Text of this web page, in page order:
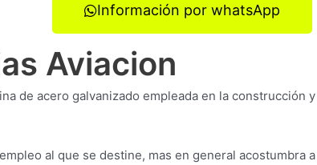
Información por whatsApp
Aviacion
de acero galvanizado empleada en la construcción
al que se destine, mas en general acostumbra a